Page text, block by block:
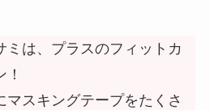
ミは、プラスのフィットカ
マスキングテープをたくさ